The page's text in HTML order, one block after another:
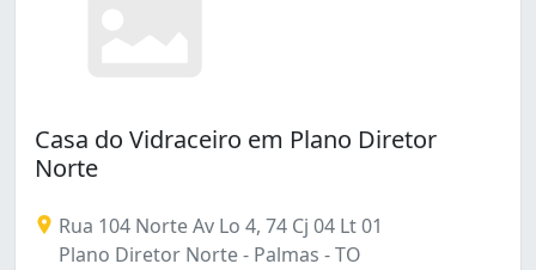
Casa do Vidraceiro em Plano Diretor
Norte
Rua 104 Norte Av Lo 4, 74 Cj 04 Lt 01
Plano Diretor Norte - Palmas - TO